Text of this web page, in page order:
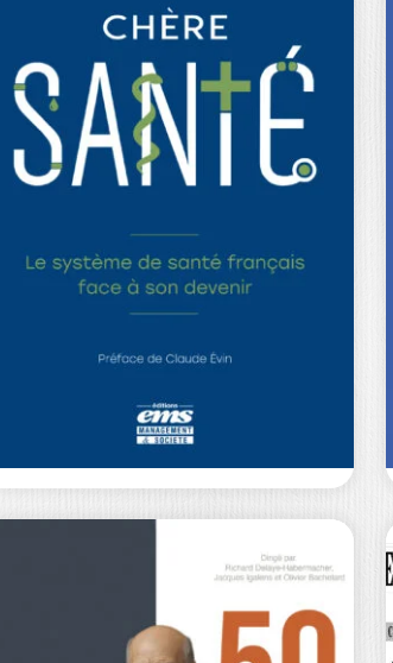
VERS UN
MANAGEMENT
PUBLIC
HYPERMODERNE
DAVID CARASSUS
Face à la complexité croissante de
traditionnels du management…